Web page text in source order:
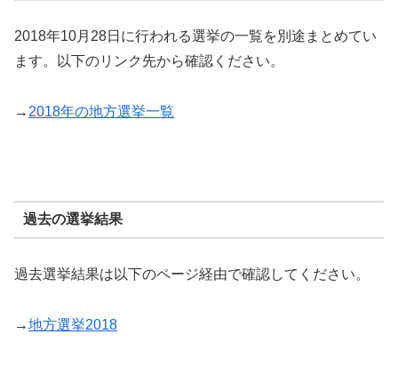
2018年10月28日に行われる選挙の一覧を別途まとめてい
ます。以下のリンク先から確認ください。
→ 2018年の地方選挙一覧
過去の選挙結果
過去選挙結果は以下のページ経由で確認してください。
→地方選挙2018